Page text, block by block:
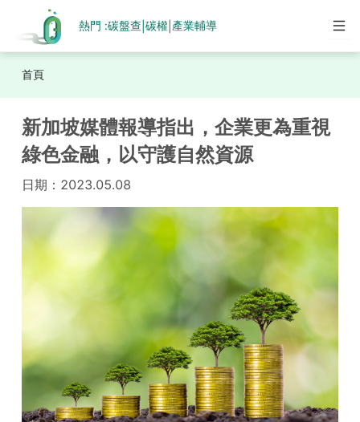
熱門 :碳盤查 碳權| 產業輔導
首頁
新加坡媒體報導指出，企業更為重視
綠色金融，以守護自然資源
日期： 2023.05.08